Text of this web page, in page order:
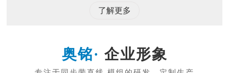
了解更多
企业形象